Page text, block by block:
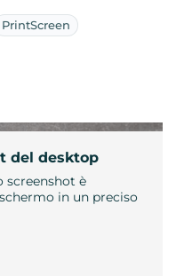
PrintScreen
del desktop
screenshot è
in un preciso